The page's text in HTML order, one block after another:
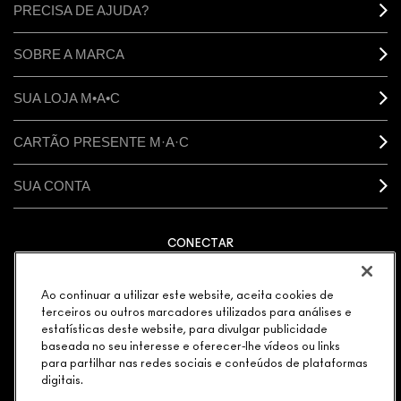
PRECISA DE AJUDA?
SOBRE A MARCA
SUA LOJA M•A•C
CARTÃO PRESENTE M·A·C
SUA CONTA
CONECTAR
GERENCIAR COOKIES DO SITE
POLÍTICA DE PRIVACIDADE
TERMOS & CONDIÇÕES
POLÍTICA M·A·C CONTRA FALSIFICADOS
© MAKE-UP ART COSMETICS. TODOS OS DIREITOS
Ao continuar a utilizar este website, aceita cookies de
terceiros ou outros marcadores utilizados para análises e
estatísticas deste website, para divulgar publicidade
baseada no seu interesse e oferecer-lhe vídeos ou links
para partilhar nas redes sociais e conteúdos de plataformas
digitais.